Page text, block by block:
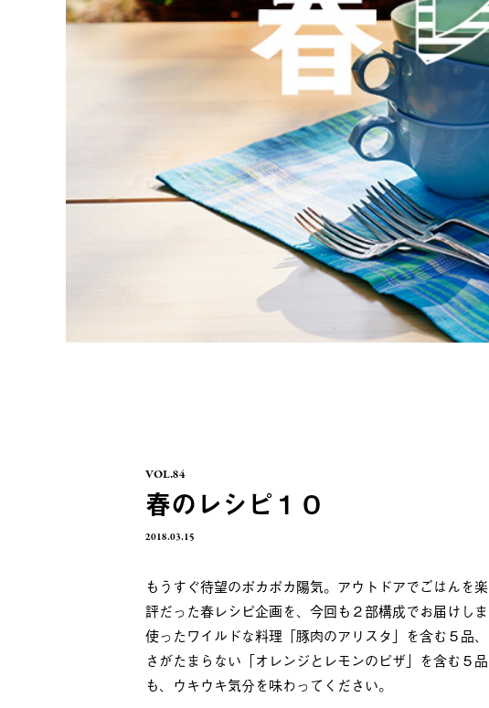
VOL.84
春のレシピ１０
2018.03.15
もうすぐ待望のポカポカ陽気。アウトドアでごはんを
評だった春レシピ企画を、今回も２部構成でお届けし
使ったワイルドな料理「豚肉のアリスタ」を含む５品
さがたまらない「オレンジとレモンのピザ」を含む５
も、ウキウキ気分を味わってください。